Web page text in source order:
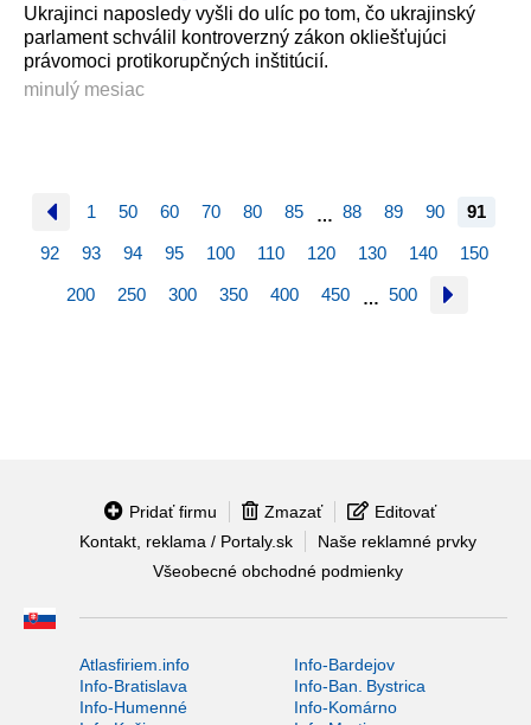
Ukrajinci naposledy vyšli do ulíc po tom, čo ukrajinský
parlament schválil kontroverzný zákon okliešťujúci
právomoci protikorupčných inštitúcií.
minulý mesiac
1 50 60 70 80 85 … 88 89 90 91
92 93 94 95 100 110 120 130 140 150
200 250 300 350 400 450 … 500
Pridať firmu Zmazať
Editovať
Kontakt, reklama / Portaly.sk
Naše reklamné prvky
Všeobecné obchodné podmienky
Atlasfiriem.info
Info-Bardejov
Info-Bratislava
Info-Ban. Bystrica
Info-Humenné
Info-Komárno